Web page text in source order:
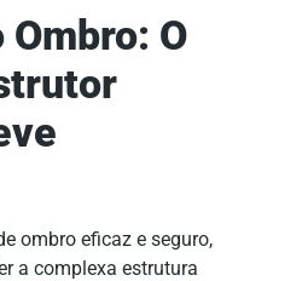
O
ombro eficaz e seguro,
a complexa estrutura